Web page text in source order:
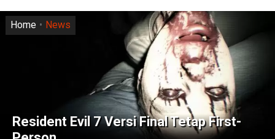
Resident Evil 7 Versi Final Tetap First-
Home News